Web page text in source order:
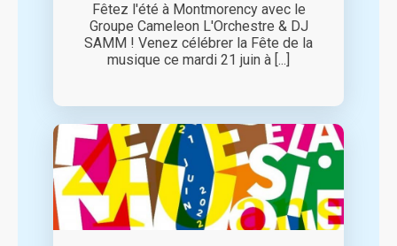
Fêtez l'été à Montmorency avec le
Groupe Cameleon L'Orchestre & DJ
SAMM ! Venez célébrer la Fête de la
musique ce mardi 21 juin à [...]